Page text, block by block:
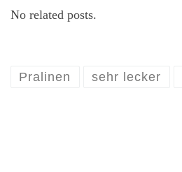
No related posts.
Pralinen sehr lecker